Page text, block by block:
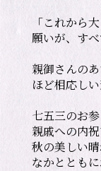
「これから
願いが、す
親御さんの
ほど相応し
七五三のお
親戚への内
秋の美しい
なかととも